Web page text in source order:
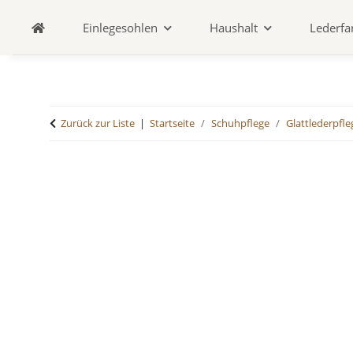
Einlegesohlen Haushalt
Zurück zur Liste Startseite Schuhpflege